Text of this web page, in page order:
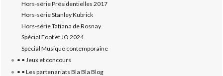
Hors-série Présidentielles 2017
Hors-série Stanley Kubrick
Hors-série Tatiana de Rosnay
Spécial Foot et JO 2024
Spécial Musique contemporaine
• • Jeux et concours
• • Les partenariats Bla Bla Blog